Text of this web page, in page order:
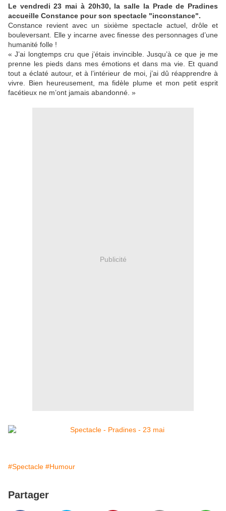
Le vendredi 23 mai à 20h30, la salle la Prade de Pradines
accueille Constance pour son spectacle "inconstance".
Constance revient avec un sixième spectacle actuel, drôle et
bouleversant. Elle y incarne avec finesse des personnages d’une
humanité folle !
« J’ai longtemps cru que j’étais invincible. Jusqu’à ce que je me
prenne les pieds dans mes émotions et dans ma vie. Et quand
tout a éclaté autour, et à l’intérieur de moi, j’ai dû réapprendre à
vivre. Bien heureusement, ma fidèle plume et mon petit esprit
facétieux ne m’ont jamais abandonné. »
Publicité
#Spectacle #Humour
Partager